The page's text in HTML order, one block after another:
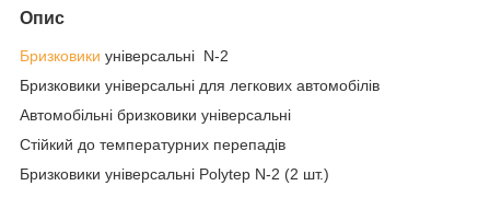
Опис
Бризковики універсальні N-2
Бризковики універсальні для легкових автомобілів
Автомобільні бризковики універсальні
Стійкий до температурних перепадів
Бризковики універсальні Polytep N-2 (2 шт.)